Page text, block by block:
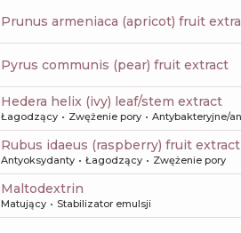
prunus armeniaca (apricot) fruit
pyrus communis (pear) fruit extract
hedera helix (ivy) leaf/stem extract
Łagodzący Zwężenie pory Antybakteryjne/
rubus idaeus (raspberry) fruit extract
Antyoksydanty Łagodzący Zwężenie pory
maltodextrin
Matujący Stabilizator emulsji